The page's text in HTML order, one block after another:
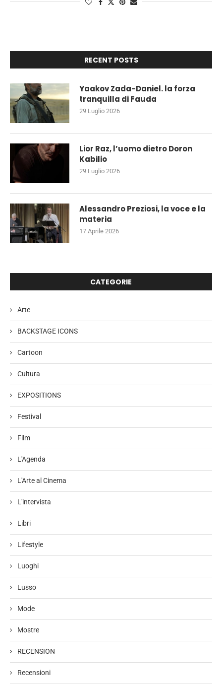
RECENT POSTS
Yaakov Zada-Daniel. la forza
tranquilla di Fauda
29 Luglio 2026
Lior Raz, l’uomo dietro Doron
Kabilio
29 Luglio 2026
Alessandro Preziosi, la voce e la
materia
17 Aprile 2026
CATEGORIE
Arte
BACKSTAGE ICONS
Cartoon
Cultura
EXPOSITIONS
Festival
Film
L'Agenda
L'Arte al Cinema
L'intervista
Libri
Lifestyle
Luoghi
Lusso
Mode
Mostre
RECENSION
Recensioni